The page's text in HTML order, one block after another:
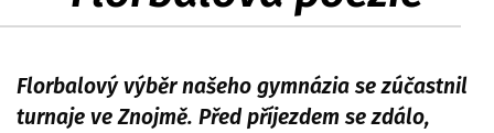
Florbalový výběr našeho gymnázia se zúčastnil
turnaje ve Znojmě. Před příjezdem se zdálo,